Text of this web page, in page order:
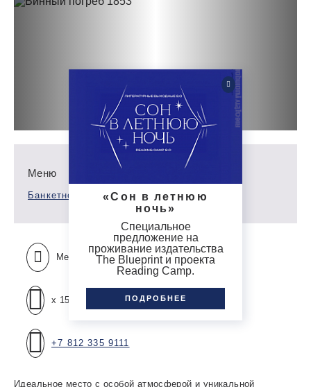
Меню
Банкетное меню
Международная
x 15 чел
+7 812 335 9111
Идеальное место с особой атмосферой и уникальной
«Сон в летнюю
ночь»
Специальное
предложение на
проживание издательства
The Blueprint и проекта
Reading Camp.
ПОДРОБНЕЕ